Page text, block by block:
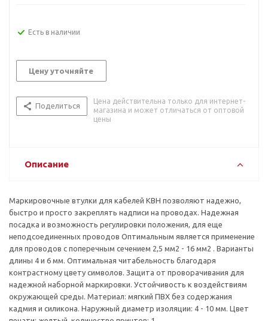
Есть в наличии
Цену уточняйте
Поделиться
Цена действительна только для интернет-
магазина и может отличаться от оптовой
цены
Описание
Маркировочные втулки для кабелей KBH позволяют надежно,
быстро и просто закреплять надписи на проводах. Надежная
посадка и возможность регулировки положения, для еще
неподсоединенных проводов Оптимальным является применение
для проводов с поперечным сечением 2,5 мм2 - 16 мм2 . Варианты
длины 4 и 6 мм. Оптимальная читабельность благодаря
контрастному цвету символов. Защита от проворачивания для
надежной наборной маркировки. Устойчивость к воздействиям
окружающей среды. Материал: мягкий ПВХ без содержания
кадмия и силикона. Наружный диаметр изоляции: 4 - 10 мм. Цвет